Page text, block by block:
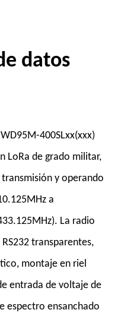
datos
400SLxx(xxx)
LoRa de grado militar,
y operando
a
La radio
transparentes,
montaje en riel
entrada de voltaje de
espectro ensanchado